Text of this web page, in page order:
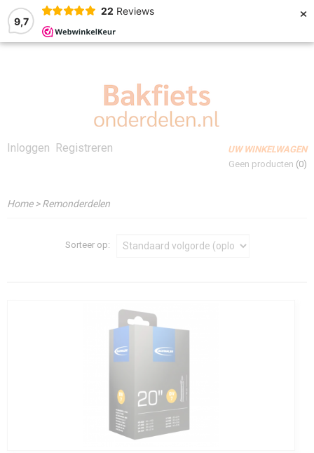
9,7
22 Reviews ×
Inloggen Registreren
UW WINKELWAGEN
Geen producten (0)
Home>Remonderdelen
Sorteer op: